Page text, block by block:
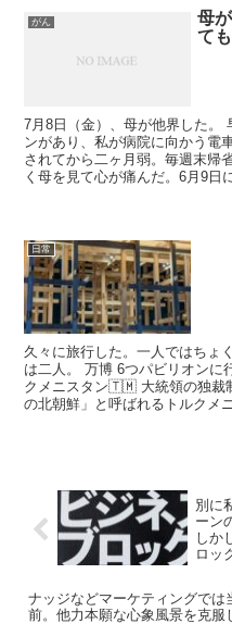
がん
母
ても
7月8日（金）、母が他界した。
ンがあり、私が病院に向かう電
されてから二ヶ月弱。毎週末帰
く母を見て心が痛んだ。6月9日
日常
久々に旅行した。一人ではちょ
は二人。 万博 6つパビリオンに
クメニスタン🇹🇲 大統領の独裁
の北朝鮮」と呼ばれるトルクメ
別に
ーン
しか
ロッ
ナッジなどマーケティングでは
前。他力本願な心象風景を克服